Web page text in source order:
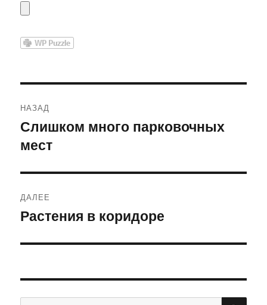
по
записям
НАЗАД
Предыдущая
запись:
Слишком много парковочных
мест
ДАЛЕЕ
Следующая
Растения в коридоре